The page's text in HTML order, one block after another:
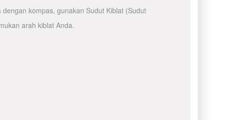
kompas, gunakan Sudut Kiblat (Sudut
arah kiblat Anda.